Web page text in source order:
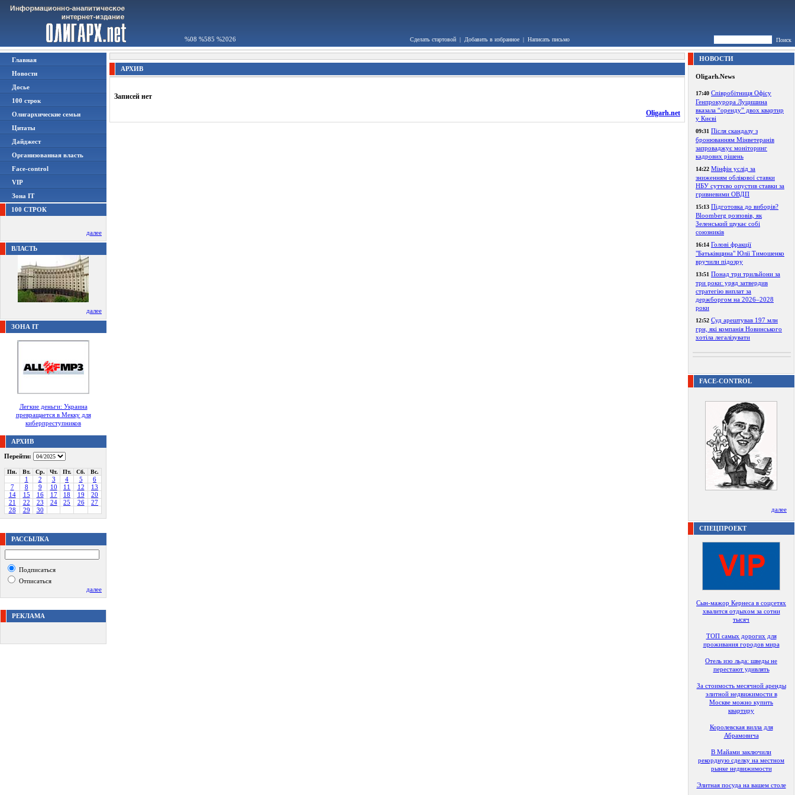
%08 %585 %2026 Сделать стартовой | Добавить в избранное | Написать письмо Поиск
Главная
Новости
Досье
100 строк
Олигархические семьи
Цитаты
Дайджест
Организованная власть
Face-control
VIP
Зона IT
100 СТРОК
далее
ВЛАСТЬ
далее
ЗОНА IT
Легкие деньги: Украина
превращается в Мекку для
киберпреступников
АРХИВ
Перейти:
Пн. Вт. Ср. Чт. Пт. Сб. Вс.
1 2 3 4 5
6
7
8 9 10 11 12
13
14
15 16 17 18 19
20
21
22 23 24 25 26
27
28
29 30
РАССЫЛКА
Подписаться
Отписаться
далее
РЕКЛАМА
АРХИВ
Записей нет
Oligarh.net
НОВОСТИ
Oligarh.News
17:40 Співробітниця Офісу
Генпрокурора Луцишина
вказала “оренду” двох квартир
у Києві
09:31 Після скандалу з
бронюванням Мінветеранів
запроваджує моніторинг
кадрових рішень
14:22 Мінфін услід за
зниженням облікової ставки
НБУ суттєво опустив ставки за
гривневими ОВДП
15:13 Підготовка до виборів?
Bloomberg розповів, як
Зеленський шукає собі
союзників
16:14 Голові фракції
"Батьківщина" Юлії Тимошенко
вручили підозру
13:51 Понад три трильйони за
три роки: уряд затвердив
стратегію виплат за
держборгом на 2026–2028
роки
12:52 Суд арештував 197 млн
грн, які компанія Новинського
хотіла легалізувати
FACE-CONTROL
далее
СПЕЦПРОЕКТ
Сын-мажор Кернеса в соцсетях
хвалится отдыхом за сотни
тысяч
ТОП самых дорогих для
проживания городов мира
Отель изо льда: шведы не
перестают удивлять
За стоимость месячной аренды
элитной недвижимости в
Москве можно купить
квартиру
Королевская вилла для
Абрамовича
В Майами заключили
рекордную сделку на местном
рынке недвижимости
Элитная посуда на вашем столе